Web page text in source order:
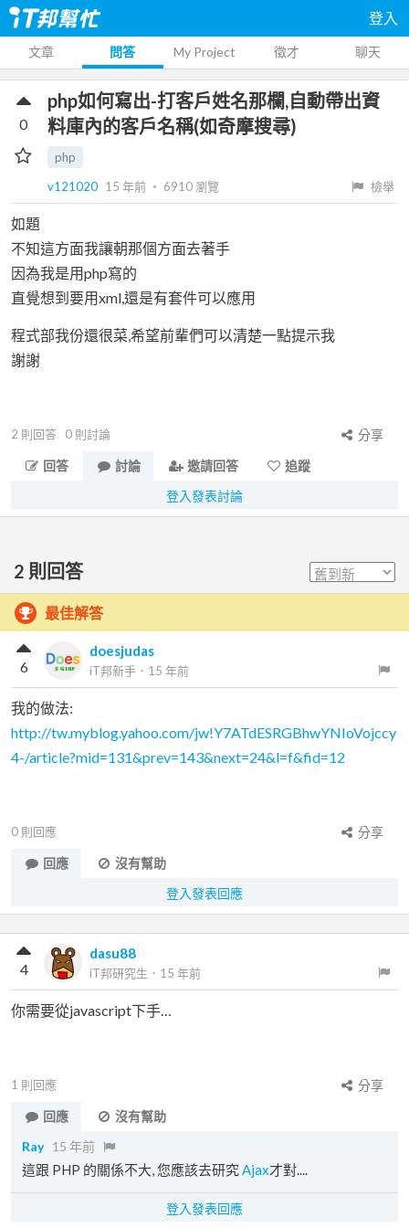
登入
文章 問答 My Project 徵才 聊天
php如何寫出-打客戶姓名那欄,自動帶出資
料庫內的客戶名稱(如奇摩搜尋)
php
v121020 15 年前 ‧ 6910瀏覽 檢舉
0
如題
不知這方面我讓朝那個方面去著手
因為我是用php寫的
直覺想到要用xml,還是有套件可以應用
程式部我份還很菜,希望前輩們可以清楚一點提示我
謝謝
2 則回答 0 則討論
分享
回答
討論 邀請回答
追蹤
登入發表討論
2 則回答
最佳解答
doesjudas
iT邦新手 ． 15 年前
6
我的做法:
http://tw.myblog.yahoo.com/jw!Y7ATdESRGBhwYNIoVojccy
4-/article?mid=131&prev=143&next=24&l=f&fid=12
0 則回應
分享
回應
沒有幫助
登入發表回應
dasu88
iT邦研究生 ． 15 年前
4
你需要從javascript下手…
1 則回應
分享
回應
沒有幫助
Ray 15 年前
這跟 PHP 的關係不大, 您應該去研究Ajax才對....
登入發表回應